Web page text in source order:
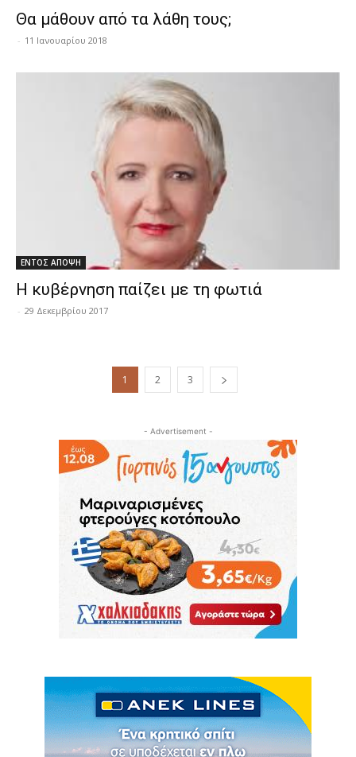
Θα μάθουν από τα λάθη τους;
- 11 Ιανουαρίου 2018
ΕΝΤΟΣ ΑΠΟΨΗ
Η κυβέρνηση παίζει με τη φωτιά
- 29 Δεκεμβρίου 2017
1 2 3
- Advertisement -